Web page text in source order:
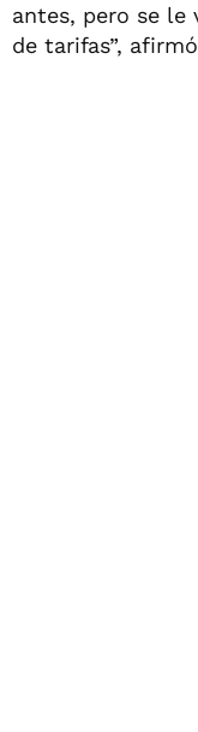
antes, pero se le
de tarifas”,